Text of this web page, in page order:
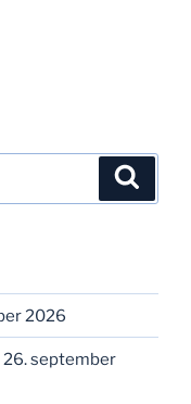
2026
26. september